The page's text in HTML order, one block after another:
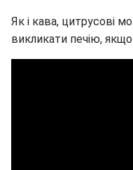
Як і кава, цитрусові
викликати печію,